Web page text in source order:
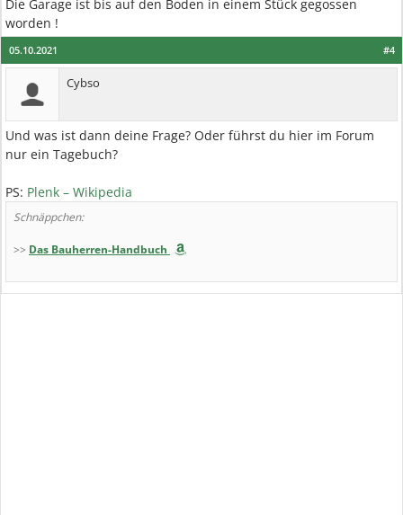
Die Garage ist bis auf den Boden in einem Stück gegossen
worden !
#4
05.10.2021
Cybso
Und was ist dann deine Frage? Oder führst du hier im Forum
nur ein Tagebuch?
PS: Plenk – Wikipedia
Schnäppchen:
>> Das Bauherren-Handbuch